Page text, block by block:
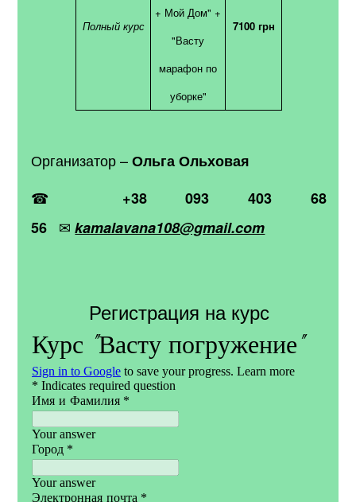
Полный курс
+ Мой Дом" +
"Васту
марафон по
уборке"
7100 грн
Организатор –Ольга Ольховая
☎ +38 093 403 68
56
✉kamalavana108@gmail.com
Регистрация на курс